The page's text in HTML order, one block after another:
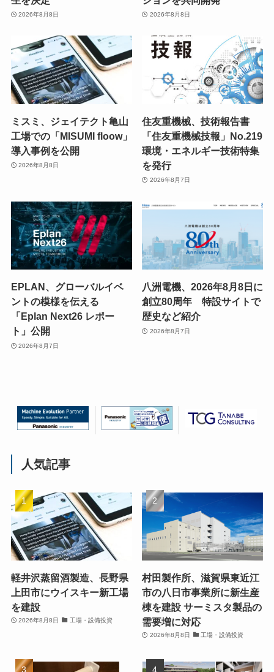
2026年8月8日 2026年8月8日
ミスミ、ジェイテクト亀山
工場での「MISUMI floow」
導入事例を公開
2026年8月8日
住友重機械、技術報告書
「住友重機械技報」No.219
環境・エネルギー技術特集
を発行
2026年8月7日
EPLAN、グローバルイベ
ントの模様を伝える
「Eplan Next26 レポー
ト」公開
2026年8月7日
八洲電機、2026年8月8日に
創立80周年 特設サイトで
歴史など紹介
2026年8月7日
人気記事
軽井沢蒸留酒製造、長野県
上田市にウイスキー新工場
を建設
2026年8月8日 工場・設備投資
村田製作所、滋賀県東近江
市の八日市事業所に新生産
棟を建設 サーミスタ製品の
需要増に対応
2026年8月8日 工場・設備投資